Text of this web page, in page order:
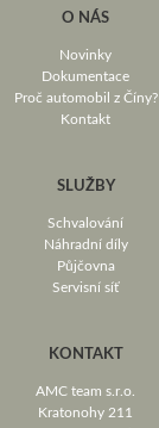
O NÁS
Novinky
Dokumentace
Proč automobil z Číny?
Kontakt
SLUŽBY
Schvalování
Náhradní díly
Půjčovna
Servisní síť
KONTAKT
AMC team s.r.o.
Kratonohy 211